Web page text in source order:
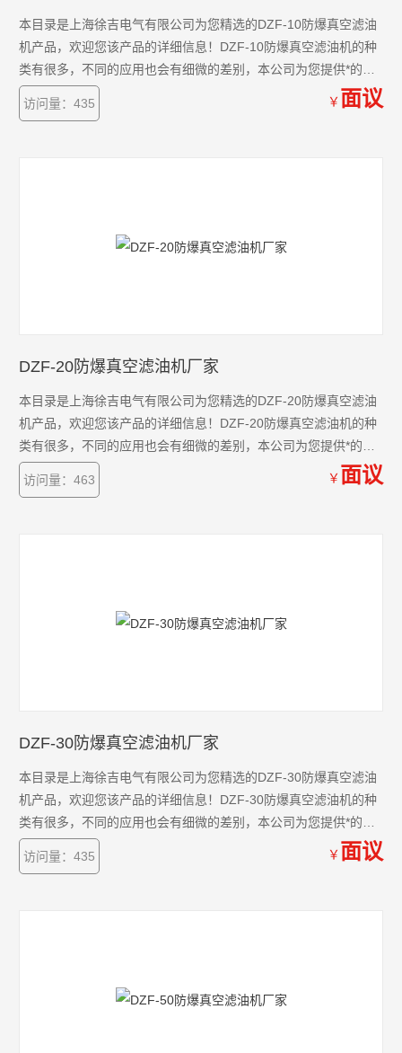
本目录是上海徐吉电气有限公司为您精选的DZF-10防爆真空滤油
机产品，欢迎您该产品的详细信息！DZF-10防爆真空滤油机的种
类有很多，不同的应用也会有细微的差别，本公司为您提供*的解
决方案。
访问量：435
￥ 面议
DZF-20防爆真空滤油机厂家
本目录是上海徐吉电气有限公司为您精选的DZF-20防爆真空滤油
机产品，欢迎您该产品的详细信息！DZF-20防爆真空滤油机的种
类有很多，不同的应用也会有细微的差别，本公司为您提供*的解
决方案。
访问量：463
￥ 面议
DZF-30防爆真空滤油机厂家
本目录是上海徐吉电气有限公司为您精选的DZF-30防爆真空滤油
机产品，欢迎您该产品的详细信息！DZF-30防爆真空滤油机的种
类有很多，不同的应用也会有细微的差别，本公司为您提供*的解
决方案。
访问量：435
￥ 面议